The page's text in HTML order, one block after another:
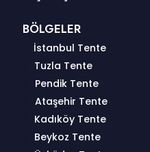
BÖLGELER
İstanbul Tente
Tuzla Tente
Pendik Tente
Ataşehir Tente
Kadıköy Tente
Beykoz Tente